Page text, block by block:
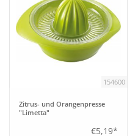
154600
Zitrus- und Orangenpresse
"Limetta"
€5,19*